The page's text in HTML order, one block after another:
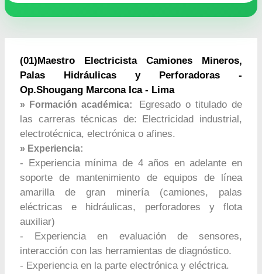
(01)Maestro Electricista Camiones Mineros,
Palas Hidráulicas y Perforadoras -
Op.Shougang Marcona Ica - Lima
» Formación académica:
Egresado o titulado de
las carreras técnicas de: Electricidad industrial,
electrotécnica, electrónica o afines.
» Experiencia:
- Experiencia mínima de 4 años en adelante en
soporte de mantenimiento de equipos de línea
amarilla de gran minería (camiones, palas
eléctricas e hidráulicas, perforadores y flota
auxiliar)
- Experiencia en evaluación de sensores,
interacción con las herramientas de diagnóstico.
- Experiencia en la parte electrónica y eléctrica.